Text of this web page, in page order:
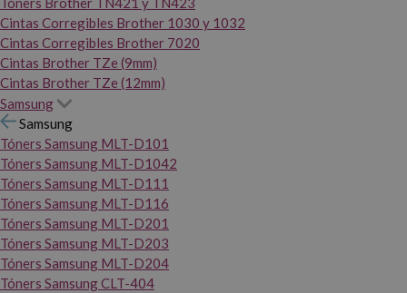
Cintas Corregibles Brother 1030 y 1032
Cintas Corregibles Brother 7020
Cintas Brother TZe (9mm)
Cintas Brother TZe (12mm)
Samsung
Samsung
Tóners Samsung MLT-D101
Tóners Samsung MLT-D1042
Tóners Samsung MLT-D111
Tóners Samsung MLT-D116
Tóners Samsung MLT-D201
Tóners Samsung MLT-D203
Tóners Samsung MLT-D204
Tóners Samsung CLT-404